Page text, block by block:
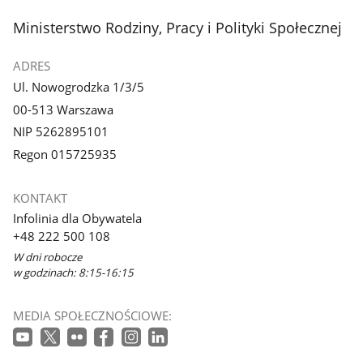
stopka
Ministerstwo Rodziny, Pracy i Polityki Społecznej
ADRES
Ul. Nowogrodzka 1/3/5
00-513 Warszawa
NIP 5262895101
Regon 015725935
KONTAKT
Infolinia dla Obywatela
+48 222 500 108
W dni robocze
w godzinach: 8:15-16:15
MEDIA SPOŁECZNOŚCIOWE: